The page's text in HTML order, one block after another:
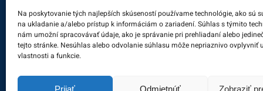
Na poskytovanie tých najlepších skúseností používame technológie, ako sú
na ukladanie a/alebo prístup k informáciám o zariadení. Súhlas s týmito
nám umožní spracovávať údaje, ako je správanie pri prehliadaní alebo
tejto stránke. Nesúhlas alebo odvolanie súhlasu môže nepriaznivo ovplyvniť
vlastnosti a funkcie.
Prijať Odmietnúť Zobraziť